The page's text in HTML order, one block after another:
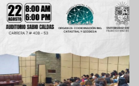
Socialización Trabajos